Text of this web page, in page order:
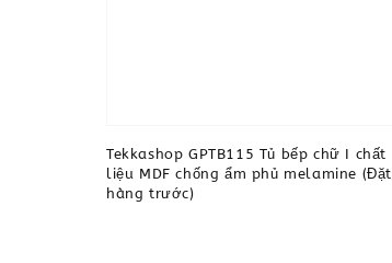
Tekkashop GPTB115 Tủ bếp chữ I chất
liệu MDF chống ẩm phủ melamine (Đặt
hàng trước)